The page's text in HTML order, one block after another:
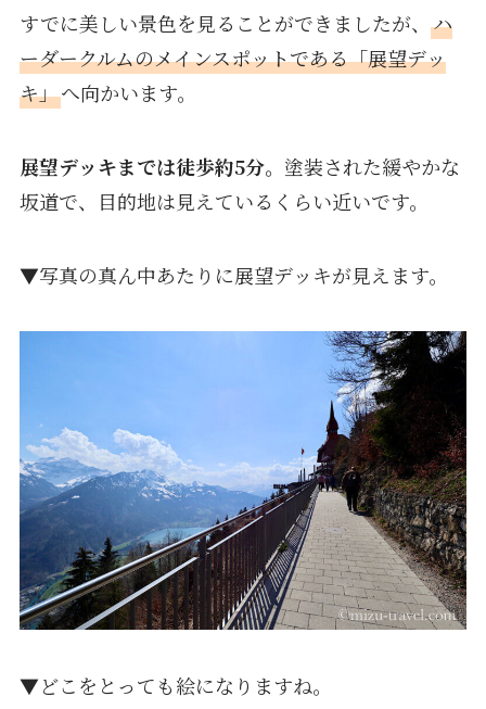
すでに美しい景色を見ることができましたが、 ハ
ーダークルムのメインスポットである「展望デッ
キ」へ向かいます。
展望デッキまでは徒歩約5分。 塗装された緩やかな
坂道で、目的地は見えているくらい近いです。
▼写真の真ん中あたりに展望デッキが見えます。
▼どこをとっても絵になりますね。